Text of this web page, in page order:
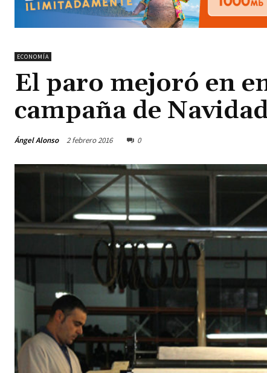
ECONOMÍA
El paro mejoró en
campaña de
Ángel Alonso 2 febrero 2016 0